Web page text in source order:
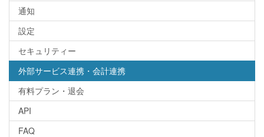
通知
設定
セキュリティー
外部サービス連携・会計連携
有料プラン・退会
API
FAQ